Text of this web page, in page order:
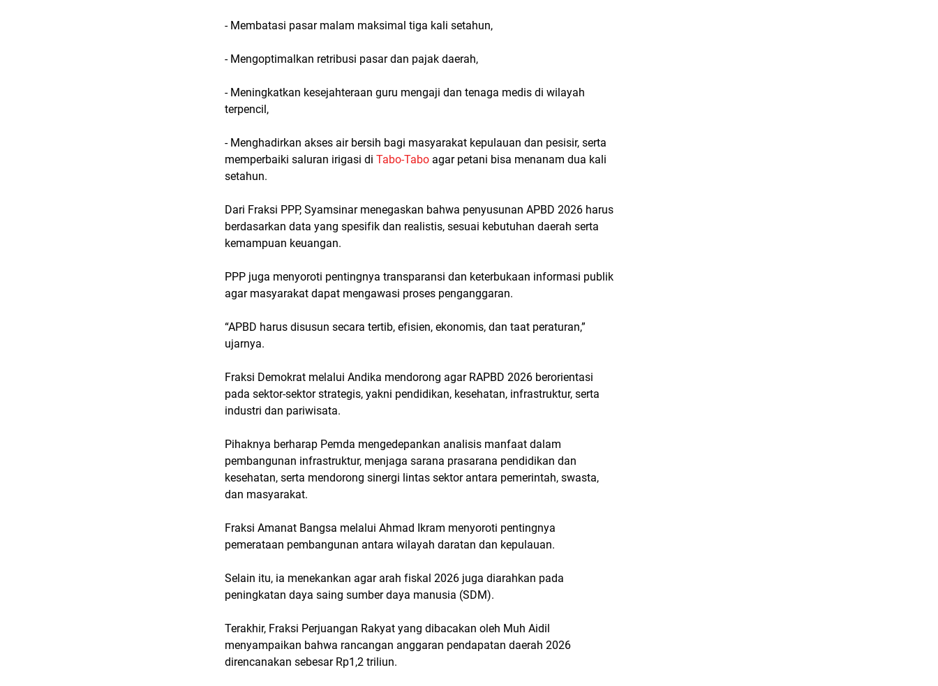
- Membatasi pasar malam maksimal tiga kali setahun,
- Mengoptimalkan retribusi pasar dan pajak daerah,
- Meningkatkan kesejahteraan guru mengaji dan tenaga medis di wilayah
terpencil,
- Menghadirkan akses air bersih bagi masyarakat kepulauan dan pesisir, serta
memperbaiki saluran irigasi di Tabo-Tabo agar petani bisa menanam dua kali
setahun.
Dari Fraksi PPP, Syamsinar menegaskan bahwa penyusunan APBD 2026 harus
berdasarkan data yang spesifik dan realistis, sesuai kebutuhan daerah serta
kemampuan keuangan.
PPP juga menyoroti pentingnya transparansi dan keterbukaan informasi publik
agar masyarakat dapat mengawasi proses penganggaran.
“APBD harus disusun secara tertib, efisien, ekonomis, dan taat peraturan,”
ujarnya.
Fraksi Demokrat melalui Andika mendorong agar RAPBD 2026 berorientasi
pada sektor-sektor strategis, yakni pendidikan, kesehatan, infrastruktur, serta
industri dan pariwisata.
Pihaknya berharap Pemda mengedepankan analisis manfaat dalam
pembangunan infrastruktur, menjaga sarana prasarana pendidikan dan
kesehatan, serta mendorong sinergi lintas sektor antara pemerintah, swasta,
dan masyarakat.
Fraksi Amanat Bangsa melalui Ahmad Ikram menyoroti pentingnya
pemerataan pembangunan antara wilayah daratan dan kepulauan.
Selain itu, ia menekankan agar arah fiskal 2026 juga diarahkan pada
peningkatan daya saing sumber daya manusia (SDM).
Terakhir, Fraksi Perjuangan Rakyat yang dibacakan oleh Muh Aidil
menyampaikan bahwa rancangan anggaran pendapatan daerah 2026
direncanakan sebesar Rp1,2 triliun.